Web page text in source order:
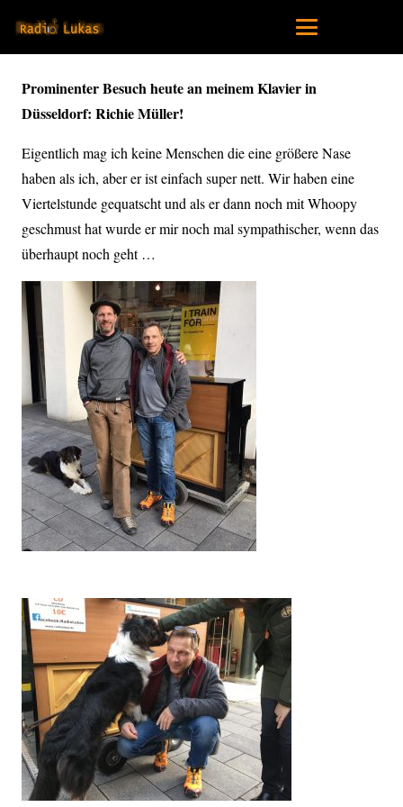
Prominenter Besuch heute an meinem Klavier in
Düsseldorf: Richie Müller!
Eigentlich mag ich keine Menschen die eine größere Nase
haben als ich, aber er ist einfach super nett. Wir haben eine
Viertelstunde gequatscht und als er dann noch mit Whoopy
geschmust hat wurde er mir noch mal sympathischer, wenn das
überhaupt noch geht …